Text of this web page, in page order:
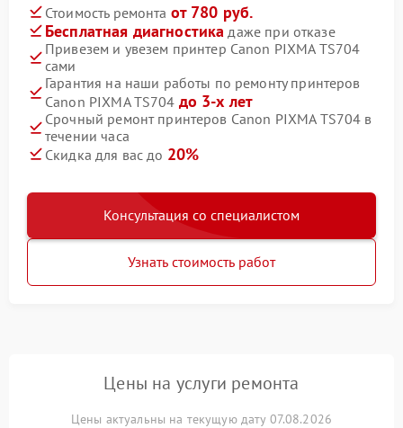
Стоимость ремонта от 780 руб.
Бесплатная диагностика даже при отказе
Привезем и увезем принтер Canon PIXMA TS704
сами
Гарантия на наши работы по ремонту принтеров
Canon PIXMA TS704 до 3-х лет
Срочный ремонт принтеров Canon PIXMA TS704 в
течении часа
Скидка для вас до 20%
Консультация со специалистом
Узнать стоимость работ
Цены на услуги ремонта
Цены актуальны на текущую дату 07.08.2026